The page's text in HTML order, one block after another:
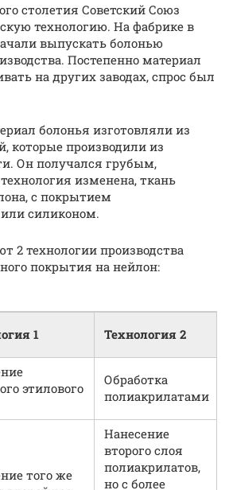
столетия Советский Союз
технологию. На фабрике в
выпускать болонью
Постепенно материал
на других заводах, спрос был
болонья изготовляли из
которые производили из
Он получался грубым,
изменена, ткань
с покрытием
силиконом.
2 технологии производства
покрытия на нейлон:
1 Технология 2
этилового
Обработка
полиакрилатами
того же
Нанесение
второго слоя
полиакрилатов,
но с более